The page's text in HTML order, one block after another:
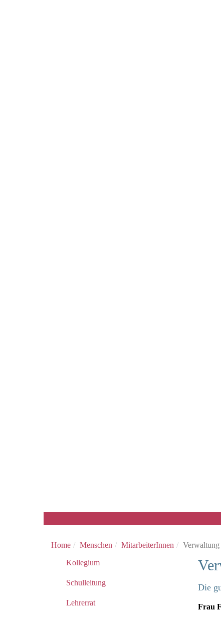
Home Menschen MitarbeiterInnen Verwaltung
Kollegium
Schulleitung
Lehrerrat
Die
Frau